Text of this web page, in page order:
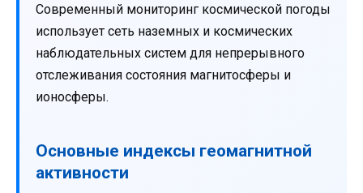
Современный мониторинг космической погоды
использует сеть наземных и космических
наблюдательных систем для непрерывного
отслеживания состояния магнитосферы и
ионосферы.
Основные индексы геомагнитной
активности